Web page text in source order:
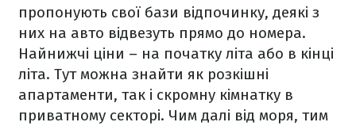
пропонують свої бази відпочинку, деякі з
них на авто відвезуть прямо до номера.
Найнижчі ціни – на початку літа або в кінці
літа. Тут можна знайти як розкішні
апартаменти, так і скромну кімнатку в
приватному секторі. Чим далі від моря, тим